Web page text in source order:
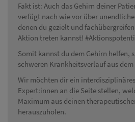
Fakt ist: Auch das Gehirn deiner
verfügt nach wie vor über
denen du gezielt und
Aktion treten kannst!
Somit kannst du dem Gehirn helfen,
schweren Krankheitsverlauf aus dem
Wir möchten dir ein
Expert:innen an die Seite stellen,
Maximum aus deinen
herauszuholen.